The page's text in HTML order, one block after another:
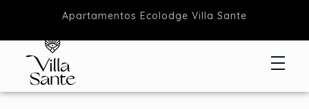
Apartamentos Ecolodge Villa Sante
Apartamentos Ecolodge
Estancias en Ecolodge Cantabria